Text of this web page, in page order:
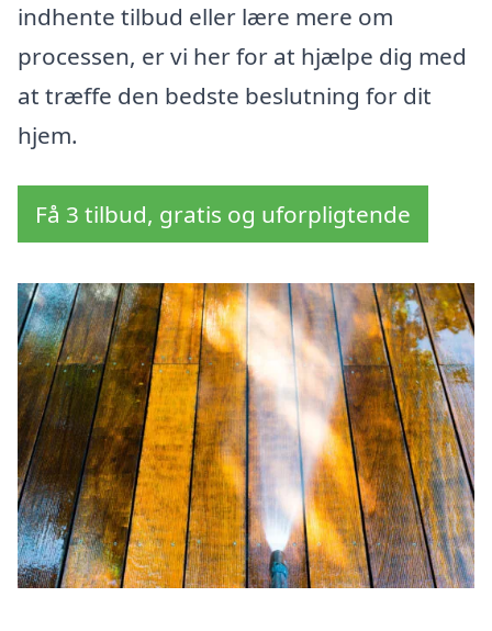
indhente tilbud eller lære mere om
processen, er vi her for at hjælpe dig med
at træffe den bedste beslutning for dit
hjem.
Få 3 tilbud, gratis og uforpligtende